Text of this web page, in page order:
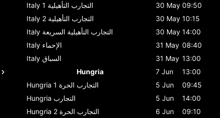
Italy
التجارب التأهيلية 1 30 May 09:50
Italy
التجارب التأهيلية 2 30 May 10:15
Italy التجارب التأهيلية السريعة 30 May 14:00
Italy الإحماء 31 May 08:40
Italy السباق 31 May 13:00
Hungria
7 Jun
13:00
Hungria
التجارب الحرة 1 5 Jun
09:45
Hungria التجارب 5 Jun
14:00
Hungria
التجارب الحرة 2 6 Jun
09:10